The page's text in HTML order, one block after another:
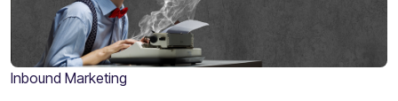
Inbound Marketing